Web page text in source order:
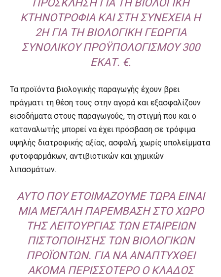
ΠΡΌΣΚΛΗΣΗ ΓΙΑ ΤΗ ΒΙΟΛΟΓΙΚΉ
ΚΤΗΝΟΤΡΟΦΊΑ ΚΑΙ ΣΤΗ ΣΥΝΈΧΕΙΑ Η
2Η ΓΙΑ ΤΗ ΒΙΟΛΟΓΙΚΉ ΓΕΩΡΓΊΑ
ΣΥΝΟΛΙΚΟΎ ΠΡΟΫΠΟΛΟΓΙΣΜΟΎ 300
ΕΚΑΤ. €.
Τα προϊόντα βιολογικής παραγωγής έχουν βρει
πράγματι τη θέση τους στην αγορά και εξασφαλίζουν
εισοδήματα στους παραγωγούς, τη στιγμή που και ο
καταναλωτής μπορεί να έχει πρόσβαση σε τρόφιμα
υψηλής διατροφικής αξίας, ασφαλή, χωρίς υπολείμματα
φυτοφαρμάκων, αντιβιοτικών και χημικών
λιπασμάτων.
ΑΥΤΌ ΠΟΥ ΕΤΟΙΜΆΖΟΥΜΕ ΤΏΡΑ ΕΊΝΑΙ
ΜΙΑ ΜΕΓΆΛΗ ΠΑΡΈΜΒΑΣΗ ΣΤΟ ΧΏΡΟ
ΤΗΣ ΛΕΙΤΟΥΡΓΊΑΣ ΤΩΝ ΕΤΑΙΡΕΙΏΝ
ΠΙΣΤΟΠΟΊΗΣΗΣ ΤΩΝ ΒΙΟΛΟΓΙΚΏΝ
ΠΡΟΪΌΝΤΩΝ. ΓΙΑ ΝΑ ΑΝΑΠΤΥΧΘΕΊ
ΑΚΌΜΑ ΠΕΡΙΣΣΌΤΕΡΟ Ο ΚΛΆΔΟΣ